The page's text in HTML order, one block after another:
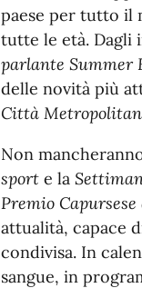
paese per tutto il
tutte le età. Dagli
parlante Summer
delle novità più
Città
Non
sporte la
Premio Capursese
attualità, capace
condivisa. In
sangue, in